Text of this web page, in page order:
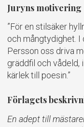
Juryns motivering
”För en stilsäker
och mångtydighet.
Persson oss driva
gräddfil och vådeld,
kärlek till poesin.”
Förlagets
En adept till